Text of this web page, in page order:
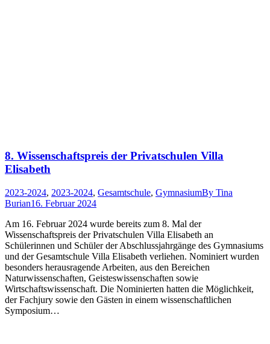
8. Wissenschaftspreis der Privatschulen Villa
Elisabeth
2023-2024, 2023-2024, Gesamtschule, GymnasiumBy Tina
Burian16. Februar 2024
Am 16. Februar 2024 wurde bereits zum 8. Mal der
Wissenschaftspreis der Privatschulen Villa Elisabeth an
Schülerinnen und Schüler der Abschlussjahrgänge des Gymnasiums
und der Gesamtschule Villa Elisabeth verliehen. Nominiert wurden
besonders herausragende Arbeiten, aus den Bereichen
Naturwissenschaften, Geisteswissenschaften sowie
Wirtschaftswissenschaft. Die Nominierten hatten die Möglichkeit,
der Fachjury sowie den Gästen in einem wissenschaftlichen
Symposium…